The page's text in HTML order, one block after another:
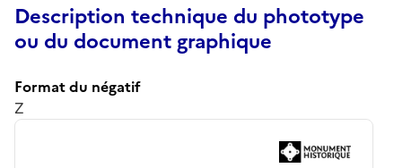
Description technique du phototype
ou du document graphique
Format du négatif
Z